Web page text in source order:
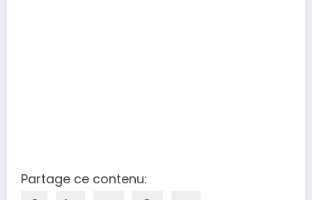
Partage ce contenu: